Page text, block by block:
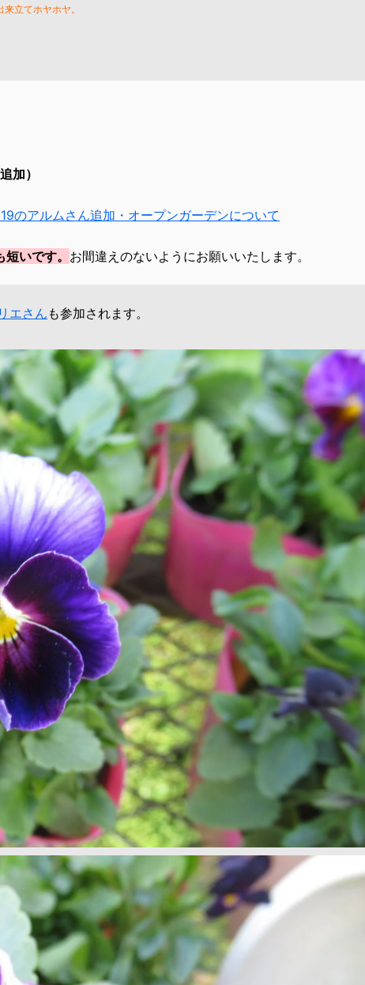
来立てホヤホヤ。
加）
19のアルムさん追加・オープンガーデンについて
いです。 お間違えのないようにお願いいたします。
エさん も参加されます。